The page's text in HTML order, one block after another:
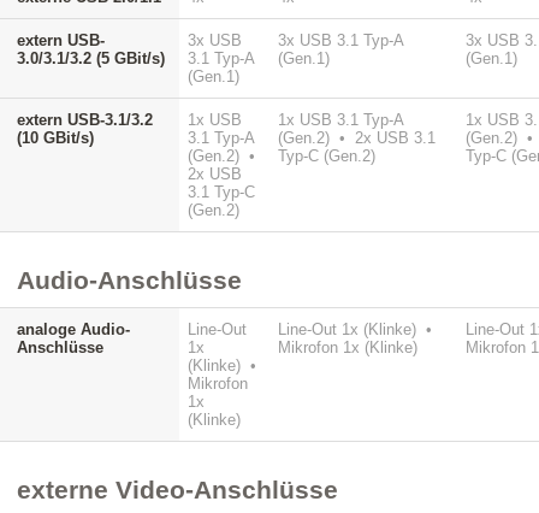
extern USB-
3.0/3.1/3.2 (5 GBit/s)
3x USB
3.1 Typ-A
(Gen.1)
3x USB 3.1 Typ-A
(Gen.1)
3x USB
(Gen.1)
extern USB-3.1/3.2
(10 GBit/s)
1x USB
3.1 Typ-A
(Gen.2) •
2x USB
3.1 Typ-C
(Gen.2)
1x USB 3.1 Typ-A
(Gen.2) • 2x USB 3.1
Typ-C (Gen.2)
1x USB
(Gen.2)
Typ-C
Audio-Anschlüsse
analoge Audio-
Anschlüsse
Line-Out
1x
(Klinke) •
Mikrofon
1x
(Klinke)
Line-Out 1x (Klinke) •
Mikrofon 1x (Klinke)
Line-Out
Mikrofon
externe Video-Anschlüsse